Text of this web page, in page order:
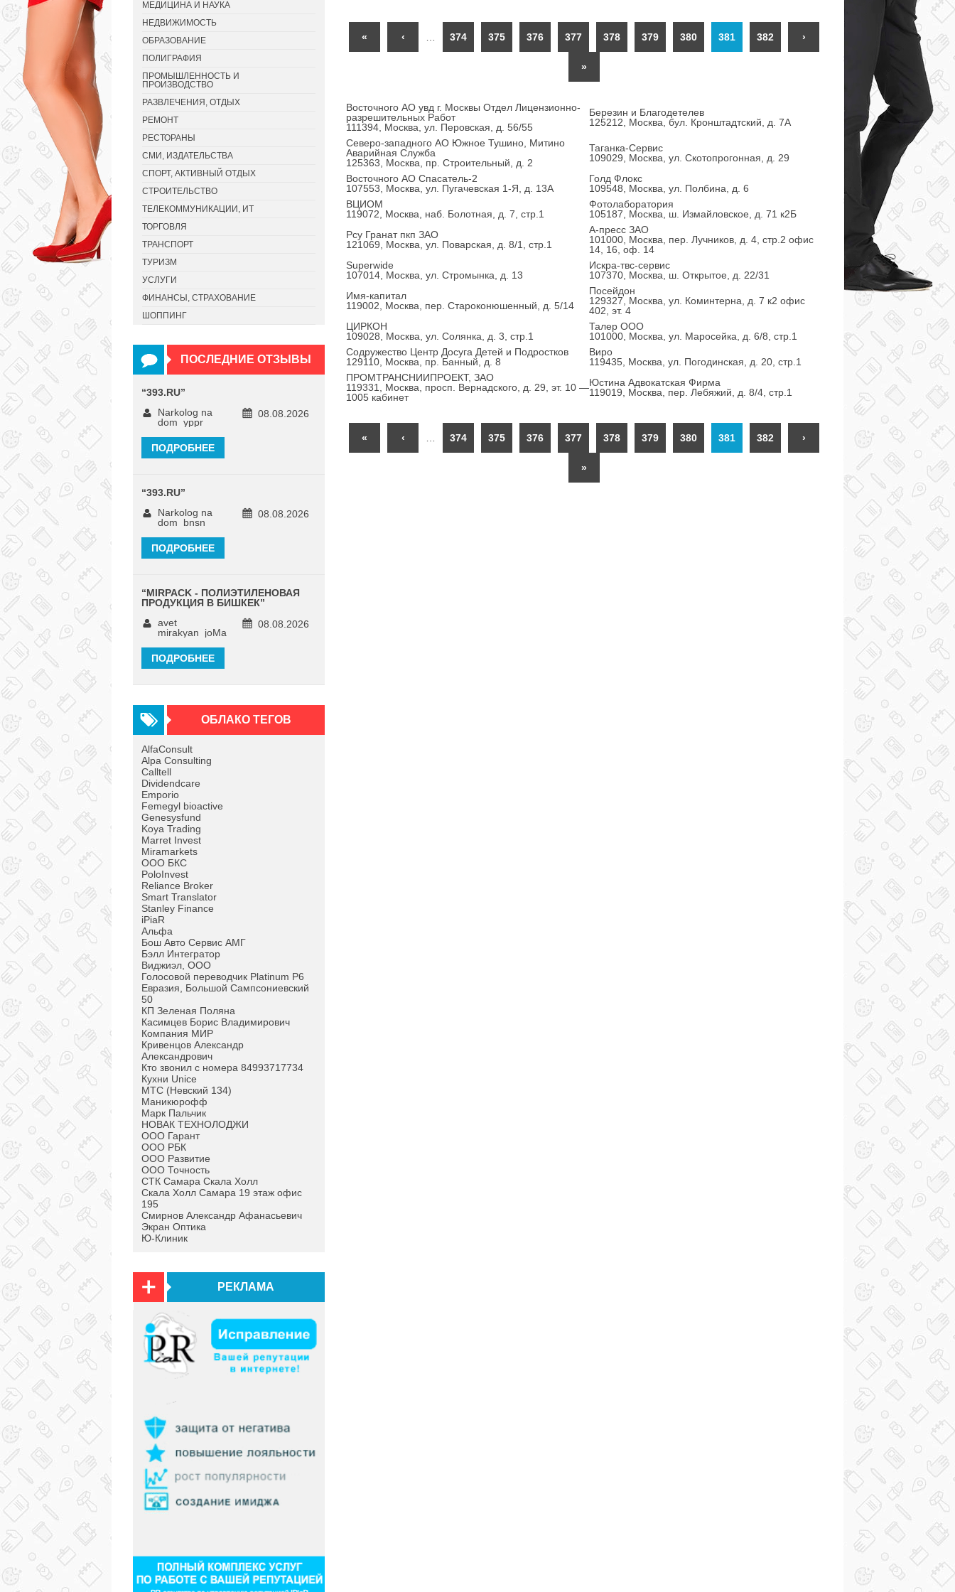
« ‹ 374 375 376 377 378 379 380 381 382 ›
»
Восточного АО увд г. Москвы Отдел Лицензионно-
разрешительных Работ
111394, Москва, ул. Перовская, д. 56/55
Березин и Благодетелев
125212, Москва, бул. Кронштадтский, д. 7А
Северо-западного АО Южное Тушино, Митино
Аварийная Служба
125363, Москва, пр. Строительный, д. 2
Таганка-Сервис
109029, Москва, ул. Скотопрогонная, д. 29
Восточного АО Спасатель-2
107553, Москва, ул. Пугачевская 1-Я, д. 13А
Голд Флокс
109548, Москва, ул. Полбина, д. 6
ВЦИОМ
119072, Москва, наб. Болотная, д. 7, стр.1
Фотолаборатория
105187, Москва, ш. Измайловское, д. 71 к2Б
Рсу Гранат пкп ЗАО
121069, Москва, ул. Поварская, д. 8/1, стр.1
А-пресс ЗАО
101000, Москва, пер. Лучников, д. 4, стр.2 офис
14, 16, оф. 14
Superwide
107014, Москва, ул. Стромынка, д. 13
Искра-твс-сервис
107370, Москва, ш. Открытое, д. 22/31
Имя-капитал
119002, Москва, пер. Староконюшенный, д. 5/14
Посейдон
129327, Москва, ул. Коминтерна, д. 7 к2 офис
402, эт. 4
ЦИРКОН
109028, Москва, ул. Солянка, д. 3, стр.1
Талер ООО
101000, Москва, ул. Маросейка, д. 6/8, стр.1
Содружество Центр Досуга Детей и Подростков
129110, Москва, пр. Банный, д. 8
Виро
119435, Москва, ул. Погодинская, д. 20, стр.1
ПРОМТРАНСНИИПРОЕКТ, ЗАО
119331, Москва, просп. Вернадского, д. 29, эт. 10 —
1005 кабинет
Юстина Адвокатская Фирма
119019, Москва, пер. Лебяжий, д. 8/4, стр.1
« ‹ 374 375 376 377 378 379 380 381 382 ›
»
МЕДИЦИНА И НАУКА
НЕДВИЖИМОСТЬ
ОБРАЗОВАНИЕ
ПОЛИГРАФИЯ
ПРОМЫШЛЕННОСТЬ И
ПРОИЗВОДСТВО
РАЗВЛЕЧЕНИЯ, ОТДЫХ
РЕМОНТ
РЕСТОРАНЫ
СМИ, ИЗДАТЕЛЬСТВА
СПОРТ, АКТИВНЫЙ ОТДЫХ
СТРОИТЕЛЬСТВО
ТЕЛЕКОММУНИКАЦИИ, ИТ
ТОРГОВЛЯ
ТРАНСПОРТ
ТУРИЗМ
УСЛУГИ
ФИНАНСЫ, СТРАХОВАНИЕ
ШОППИНГ
ПОСЛЕДНИЕ ОТЗЫВЫ
“393.RU”
08.08.2026
Narkolog na
dom_yppr
ПОДРОБНЕЕ
“393.RU”
08.08.2026
Narkolog na
dom_bnsn
ПОДРОБНЕЕ
“MIRPACK - ПОЛИЭТИЛЕНОВАЯ
ПРОДУКЦИЯ В БИШКЕК”
08.08.2026
avet
mirakyan_joMa
ПОДРОБНЕЕ
ОБЛАКО ТЕГОВ
AlfaConsult
Alpa Consulting
Calltell
Dividendcare
Emporio
Femegyl bioactive
Genesysfund
Koya Trading
Marret Invest
Miramarkets
OOO БКС
PoloInvest
Reliance Broker
Smart Translator
Stanley Finance
iPiaR
Альфа
Бош Авто Сервис АМГ
Бэлл Интегратор
Виджиэл, ООО
Голосовой переводчик Platinum P6
Евразия, Большой Сампсониевский
50
КП Зеленая Поляна
Касимцев Борис Владимирович
Компания МИР
Кривенцов Александр
Александрович
Кто звонил с номера 84993717734
Кухни Unice
МТС (Невский 134)
Маникюрофф
Марк Пальчик
НОВАК ТЕХНОЛОДЖИ
ООО Гарант
ООО РБК
ООО Развитие
ООО Точность
СТК Самара Скала Холл
Скала Холл Самара 19 этаж офис
195
Смирнов Александр Афанасьевич
Экран Оптика
Ю-Клиник
РЕКЛАМА